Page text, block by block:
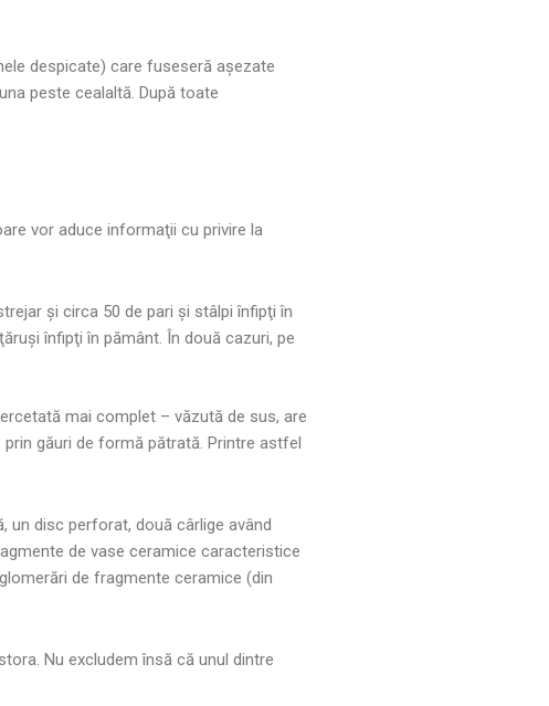
despicate) care fuseseră aşezate
peste cealaltă. După toate
vor aduce informaţii cu privire la
şi circa 50 de pari şi stâlpi înfipţi în
înfipţi în pământ. În două cazuri, pe
mai complet – văzută de sus, are
găuri de formă pătrată. Printre astfel
disc perforat, două cârlige având
de vase ceramice caracteristice
de fragmente ceramice (din
Nu excludem însă că unul dintre